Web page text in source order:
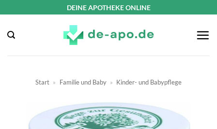
springen
DEINE APOTHEKE ONLINE
Start » Familie und Baby » Kinder- und Babypflege